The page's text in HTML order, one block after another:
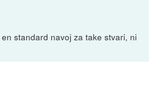
standard navoj za take stvari, ni